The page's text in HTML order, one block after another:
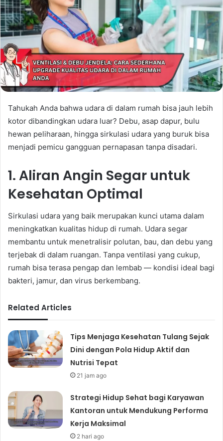
Tahukah Anda bahwa udara di dalam rumah bisa jauh lebih
kotor dibandingkan udara luar? Debu, asap dapur, bulu
hewan peliharaan, hingga sirkulasi udara yang buruk bisa
menjadi pemicu gangguan pernapasan tanpa disadari.
1. Aliran Angin Segar untuk
Kesehatan Optimal
Sirkulasi udara yang baik merupakan kunci utama dalam
meningkatkan kualitas hidup di rumah. Udara segar
membantu untuk menetralisir polutan, bau, dan debu yang
terjebak di dalam ruangan. Tanpa ventilasi yang cukup,
rumah bisa terasa pengap dan lembab — kondisi ideal bagi
bakteri, jamur, dan virus berkembang.
Related Articles
Tips Menjaga Kesehatan Tulang Sejak
Dini dengan Pola Hidup Aktif dan
Nutrisi Tepat
21 jam ago
Strategi Hidup Sehat bagi Karyawan
Kantoran untuk Mendukung Performa
Kerja Maksimal
2 hari ago